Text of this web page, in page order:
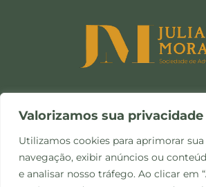
Valorizamos sua privacidade
Utilizamos cookies para aprimorar
navegação, exibir anúncios ou
e analisar nosso tráfego. Ao clicar em
Política de
Privacidade e Cookies
©Copyright 2024 -
Todos os direitos
reservados.